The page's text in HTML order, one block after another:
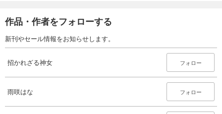
作品・作者をフォローする
新刊やセール情報をお知らせします。
招かれざる神女 フォロー
雨咲はな フォロー